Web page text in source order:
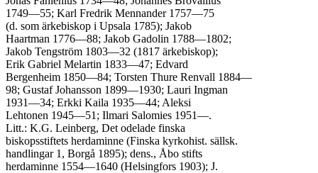
1749—55; Karl Fredrik Mennander 1757—75
(d. som ärkebiskop i Upsala 1785); Jakob
Haartman 1776—88; Jakob Gadolin 1788—1802;
Jakob Tengström 1803—32 (1817 ärkebiskop);
Erik Gabriel Melartin 1833—47; Edvard
Bergenheim 1850—84; Torsten Thure Renvall 1884—
98; Gustaf Johansson 1899—1930; Lauri Ingman
1931—34; Erkki Kaila 1935—44; Aleksi
Lehtonen 1945—51; Ilmari Salomies 1951—.
Litt.: K.G. Leinberg, Det odelade finska
biskopsstiftets herdaminne (Finska kyrkohist. sällsk.
handlingar 1, Borgå 1895); dens., Åbo stifts
herdaminne 1554—1640 (Helsingfors 1903); J.